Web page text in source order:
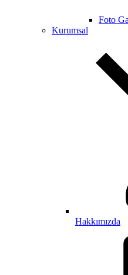
Foto
Kurumsal
Hakkımızda